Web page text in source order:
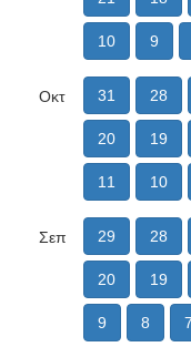
10 9
Οκτ 31 28
20 19
11 10
Σεπ 29 28
20 19
9 8 7